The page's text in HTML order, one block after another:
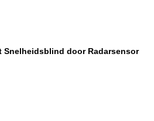
Snelheidsblind door Radarsensor